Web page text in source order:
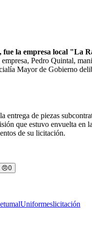
fue la empresa local "La
Pedro Quintal,
Mayor de Gobierno
entrega de piezas
que estuvo envuelta
de su licitación.
😠0
Uniformeslicitación